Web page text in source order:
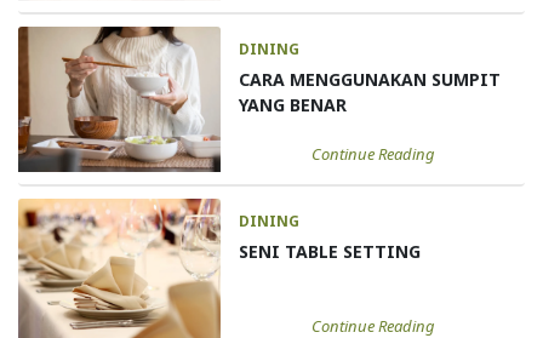
DINING
CARA MENGGUNAKAN SUMPIT
YANG BENAR
Continue Reading
DINING
SENI TABLE SETTING
Continue Reading